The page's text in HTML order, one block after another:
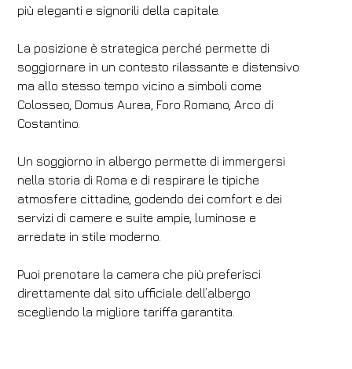
più eleganti e signorili della capitale.
La posizione è strategica perché permette di
soggiornare in un contesto rilassante e distensivo
ma allo stesso tempo vicino a simboli come
Colosseo, Domus Aurea, Foro Romano, Arco di
Costantino.
Un soggiorno in albergo permette di immergersi
nella storia di Roma e di respirare le tipiche
atmosfere cittadine, godendo dei comfort e dei
servizi di camere e suite ampie, luminose e
arredate in stile moderno.
Puoi prenotare la camera che più preferisci
direttamente dal sito ufficiale dell’albergo
scegliendo la migliore tariffa garantita.